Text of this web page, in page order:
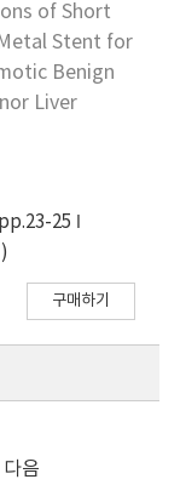
of Short
Stent for
Benign
Liver
pp.23-25
구매하기
다음